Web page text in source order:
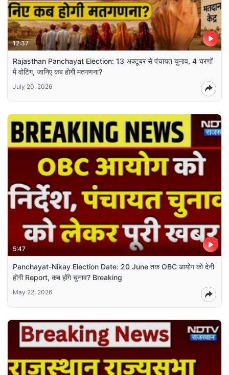
12:37
Rajasthan Panchayat Election: 13 अक्टूबर से पंचायत चुनाव, 4 चरणों
में वोटिंग, जानिए कब होगी मतगणना?
July 20, 2026
5:47
Panchayat-Nikay Election Date: 20 June तक OBC आयोग को देनी
होगी Report, कब होंगे चुनाव? Breaking
May 22, 2026